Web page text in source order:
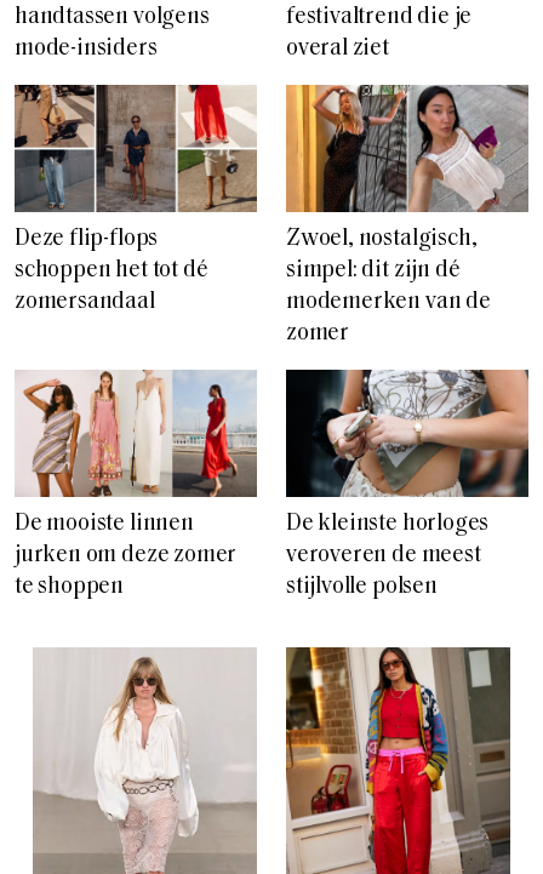
handtassen volgens
mode-insiders
festivaltrend die je
overal ziet
Deze flip-flops
schoppen het tot dé
zomersandaal
Zwoel, nostalgisch,
simpel: dit zijn dé
modemerken van de
zomer
De mooiste linnen
jurken om deze zomer
te shoppen
De kleinste horloges
veroveren de meest
stijlvolle polsen